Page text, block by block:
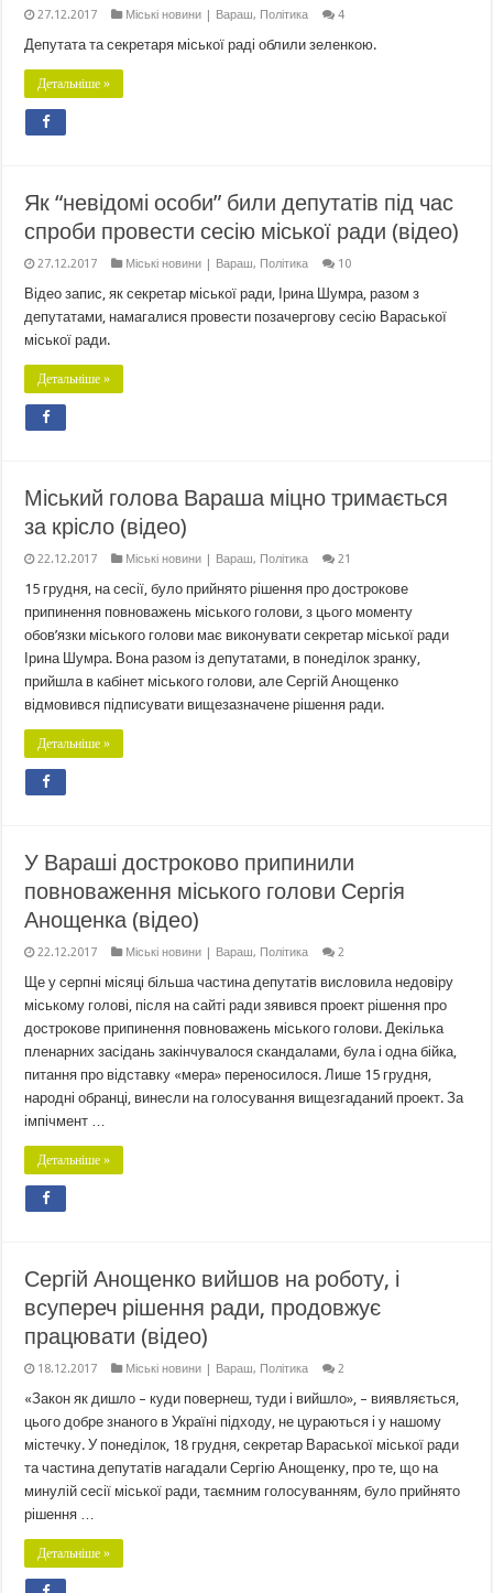
27.12.2017 Міські новини | Вараш, Політика 4
Депутата та секретаря міської раді облили зеленкою.
Детальніше »
Як “невідомі особи” били депутатів під час
спроби провести сесію міської ради (відео)
27.12.2017 Міські новини | Вараш, Політика 10
Відео запис, як секретар міської ради, Ірина Шумра, разом з
депутатами, намагалися провести позачергову сесію Вараської
міської ради.
Детальніше »
Міський голова Вараша міцно тримається
за крісло (відео)
22.12.2017 Міські новини | Вараш, Політика 21
15 грудня, на сесії, було прийнято рішення про дострокове
припинення повноважень міського голови, з цього моменту
обов’язки міського голови має виконувати секретар міської ради
Ірина Шумра. Вона разом із депутатами, в понеділок зранку,
прийшла в кабінет міського голови, але Сергій Анощенко
відмовився підписувати вищезазначене рішення ради.
Детальніше »
У Вараші достроково припинили
повноваження міського голови Сергія
Анощенка (відео)
22.12.2017 Міські новини | Вараш, Політика 2
Ще у серпні місяці більша частина депутатів висловила недовіру
міському голові, після на сайті ради зявився проект рішення про
дострокове припинення повноважень міського голови. Декілька
пленарних засідань закінчувалося скандалами, була і одна бійка,
питання про відставку «мера» переносилося. Лише 15 грудня,
народні обранці, винесли на голосування вищезгаданий проект. За
імпічмент …
Детальніше »
Сергій Анощенко вийшов на роботу, і
всупереч рішення ради, продовжує
працювати (відео)
18.12.2017 Міські новини | Вараш, Політика 2
«Закон як дишло – куди повернеш, туди і вийшло», – виявляється,
цього добре знаного в Україні підходу, не цураються і у нашому
містечку. У понеділок, 18 грудня, секретар Вараської міської ради
та частина депутатів нагадали Сергію Анощенку, про те, що на
минулій сесії міської ради, таємним голосуванням, було прийнято
рішення …
Детальніше »